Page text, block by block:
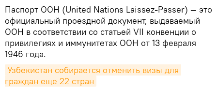
Паспорт ООН (United Nations Laissez-Passer) — это
официальный проездной документ, выдаваемый
ООН в соответствии со статьей VII конвенции о
привилегиях и иммунитетах ООН от 13 февраля
1946 года.
Узбекистан собирается отменить визы для
граждан еще 22 стран